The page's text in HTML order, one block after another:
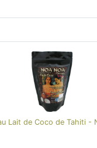
Lait de Coco de Tahiti -